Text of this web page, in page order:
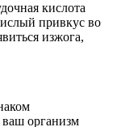
кислота
привкус во
изжога,
ваш организм